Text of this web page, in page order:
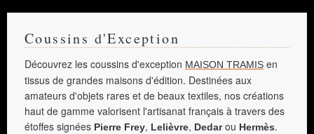
Coussins d'Exception
Découvrez les coussins d'exception MAISON TRAMIS en
tissus de grandes maisons d'édition. Destinées aux
amateurs d'objets rares et de beaux textiles, nos créations
haut de gamme valorisent l'artisanat français à travers des
étoffes signées Pierre Frey, Lelièvre, Dedarou Hermès.